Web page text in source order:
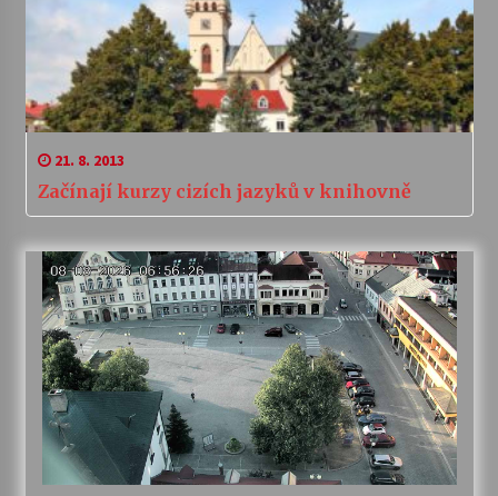
21. 8. 2013
Začínají kurzy cizích jazyků v knihovně